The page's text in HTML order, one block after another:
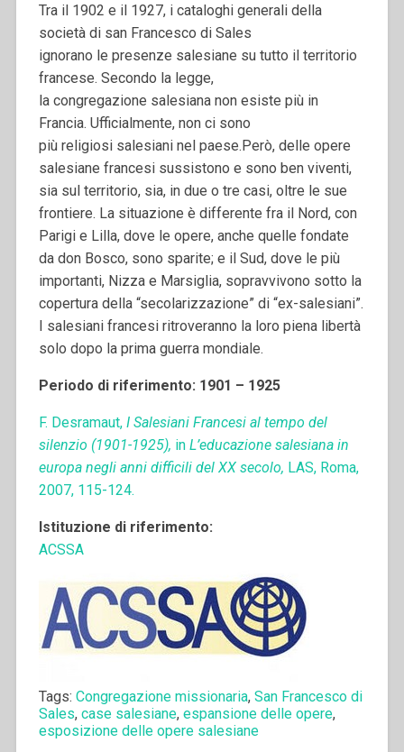
Tra il 1902 e il 1927, i cataloghi generali della
società di san Francesco di Sales
ignorano le presenze salesiane su tutto il territorio
francese. Secondo la legge,
la congregazione salesiana non esiste più in
Francia. Ufficialmente, non ci sono
più religiosi salesiani nel paese.Però, delle opere
salesiane francesi sussistono e sono ben viventi,
sia sul territorio, sia, in due o tre casi, oltre le sue
frontiere. La situazione è differente fra il Nord, con
Parigi e Lilla, dove le opere, anche quelle fondate
da don Bosco, sono sparite; e il Sud, dove le più
importanti, Nizza e Marsiglia, sopravvivono sotto la
copertura della “secolarizzazione” di “ex-salesiani”.
I salesiani francesi ritroveranno la loro piena libertà
solo dopo la prima guerra mondiale.
Periodo di riferimento: 1901 – 1925
F. Desramaut, I Salesiani Francesi al tempo del
silenzio (1901-1925), in L’educazione salesiana in
europa negli anni difficili del XX secolo, LAS, Roma,
2007, 115-124.
Istituzione di riferimento:
ACSSA
Tags: Congregazione missionaria, San Francesco di
Sales, case salesiane, espansione delle opere,
esposizione delle opere salesiane